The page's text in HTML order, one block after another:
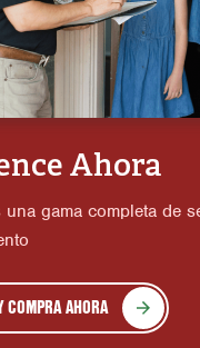
Ahora
una gama completa de
COMPRA AHORA